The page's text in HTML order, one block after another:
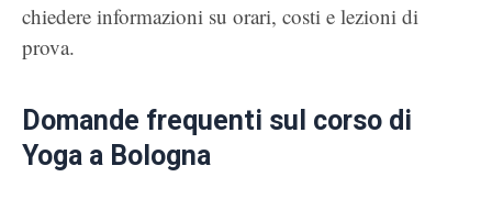
chiedere informazioni su orari, costi e lezioni di
prova.
Domande frequenti sul corso di
Yoga a Bologna